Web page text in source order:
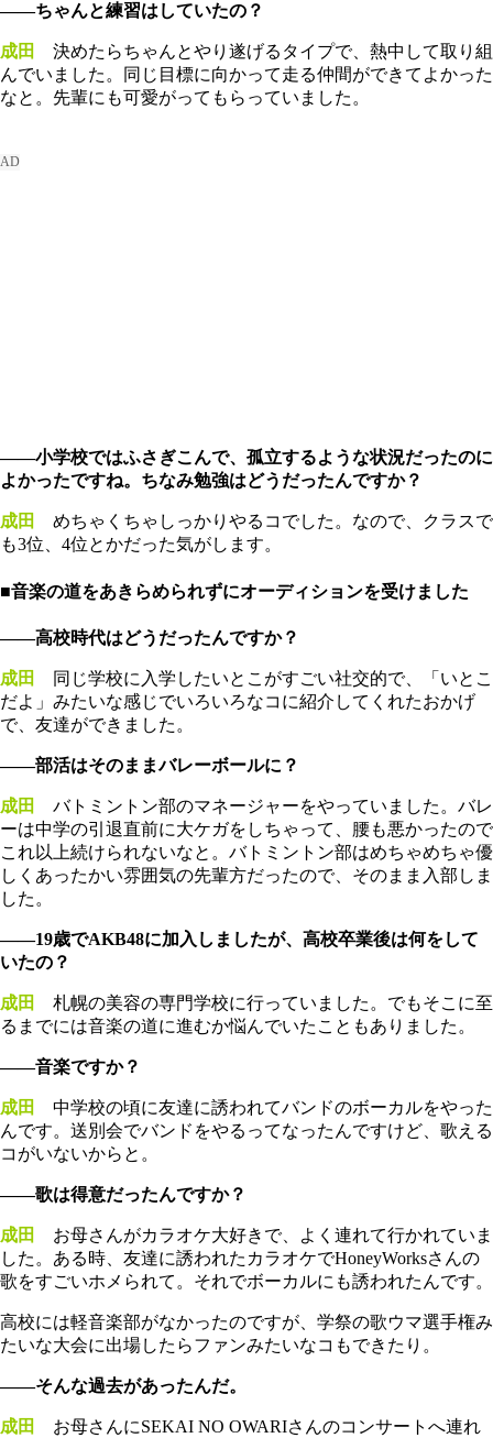
――ちゃんと練習はしていたの？
成田
決めたらちゃんとやり遂げるタイプで、熱中して取り組
んでいました。同じ目標に向かって走る仲間ができてよかった
なと。先輩にも可愛がってもらっていました。
――小学校ではふさぎこんで、孤立するような状況だったのに
よかったですね。ちなみ勉強はどうだったんですか？
成田
めちゃくちゃしっかりやるコでした。なので、クラスで
も3位、4位とかだった気がします。
■音楽の道をあきらめられずにオーディションを受けました
――高校時代はどうだったんですか？
成田
同じ学校に入学したいとこがすごい社交的で、「いとこ
だよ」みたいな感じでいろいろなコに紹介してくれたおかげ
で、友達ができました。
――部活はそのままバレーボールに？
成田
バトミントン部のマネージャーをやっていました。バレ
ーは中学の引退直前に大ケガをしちゃって、腰も悪かったので
これ以上続けられないなと。バトミントン部はめちゃめちゃ優
しくあったかい雰囲気の先輩方だったので、そのまま入部しま
した。
――19歳でAKB48に加入しましたが、高校卒業後は何をして
いたの？
成田
札幌の美容の専門学校に行っていました。でもそこに至
るまでには音楽の道に進むか悩んでいたこともありました。
――音楽ですか？
成田
中学校の頃に友達に誘われてバンドのボーカルをやった
んです。送別会でバンドをやるってなったんですけど、歌える
コがいないからと。
――歌は得意だったんですか？
成田
お母さんがカラオケ大好きで、よく連れて行かれていま
した。ある時、友達に誘われたカラオケでHoneyWorksさんの
歌をすごいホメられて。それでボーカルにも誘われたんです。
高校には軽音楽部がなかったのですが、学祭の歌ウマ選手権み
たいな大会に出場したらファンみたいなコもできたり。
――そんな過去があったんだ。
成田
お母さんにSEKAI NO OWARIさんのコンサートへ連れ